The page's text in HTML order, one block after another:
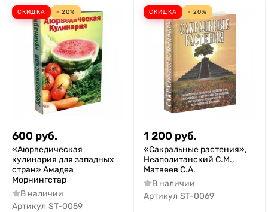
СКИДКА - 20%
600 руб.
«Аюрведическая
кулинария для западных
стран» Амадеа
Морнингстар
В наличии
Артикул ST-0059
СКИДКА - 20%
1 200 руб.
«Сакральные растения»,
Неаполитанский С.М.,
Матвеев С.А.
В наличии
Артикул ST-0069